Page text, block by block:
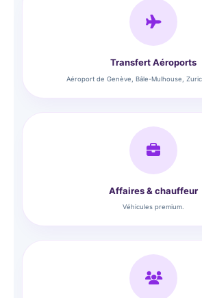
Transfert Aéroports
Aéroport de Genève, Bâle-Mulhouse,
Affaires & chauffeur
Véhicules premium.